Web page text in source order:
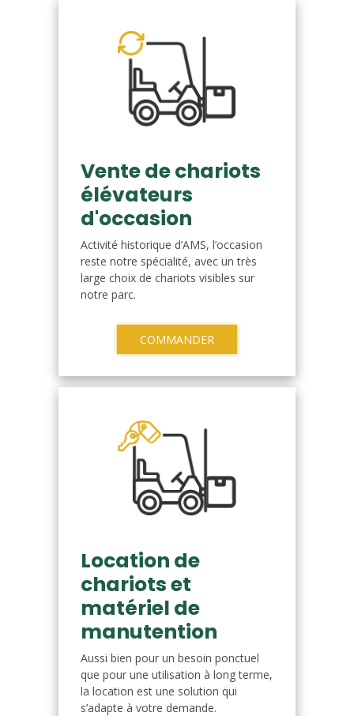
Vente de chariots
élévateurs
d'occasion
Activité historique d’AMS, l’occasion
reste notre spécialité, avec un très
large choix de chariots visibles sur
notre parc.
COMMANDER
Location de
chariots et
matériel de
manutention
Aussi bien pour un besoin ponctuel
que pour une utilisation à long terme,
la location est une solution qui
s’adapte à votre demande.